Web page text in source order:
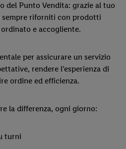
del Punto Vendita: grazie al tuo
riforniti con prodotti
e accogliente.
per assicurare un servizio
rendere l’esperienza di
ordine ed efficienza.
la differenza, ogni giorno:
turni